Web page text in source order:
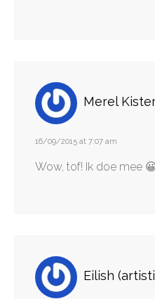
Merel
16/09/2015 at 7:07 am
Wow, tof! Ik doe mee
Eilish